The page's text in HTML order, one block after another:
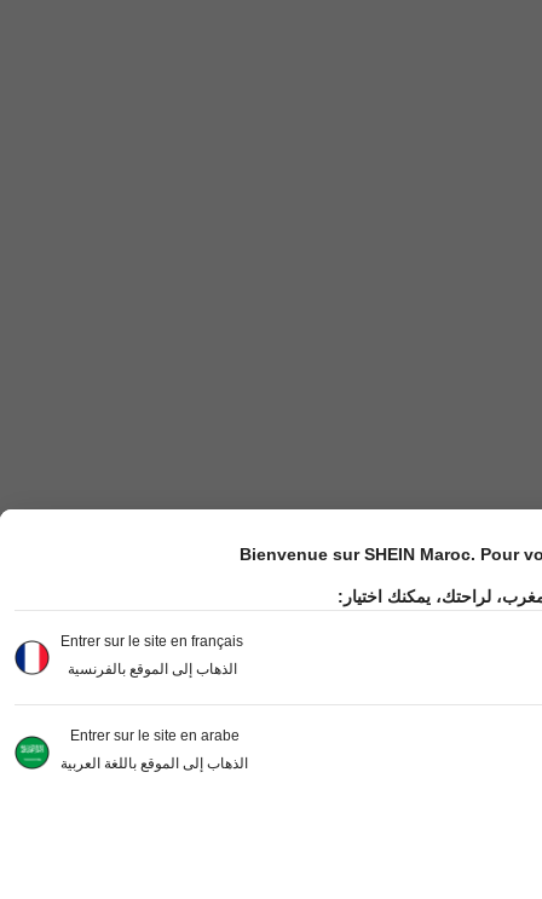
Bienvenue sur SHEIN Maroc. Pour
لراحتك، يمكنك اختيار:
Entrer sur le site en français
الذهاب إلى الموقع بالفرنسية
Entrer sur le site en arabe
الذهاب إلى الموقع باللغة العربية